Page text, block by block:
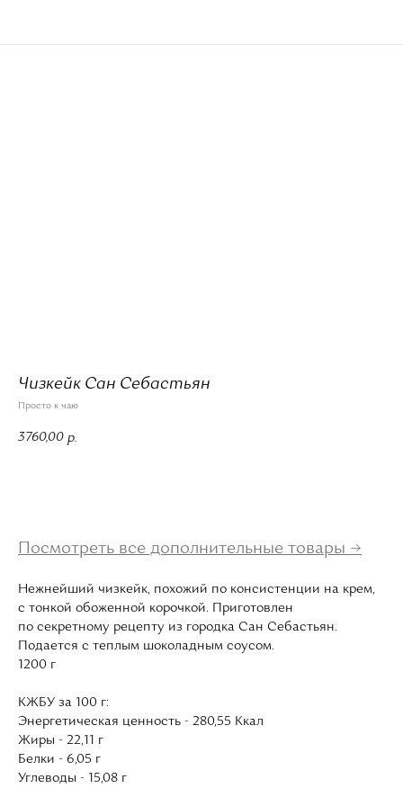
Чизкейк Сан Себастьян
Просто к чаю
3760,00 р.
Посмотреть все дополнительные товары →
Нежнейший чизкейк, похожий по консистенции на крем,
с тонкой обоженной корочкой. Приготовлен
по секретному рецепту из городка Сан Себастьян.
Подается с теплым шоколадным соусом.
1200 г
КЖБУ за 100 г:
Энергетическая ценность - 280,55 Ккал
Жиры - 22,11 г
Белки - 6,05 г
Углеводы - 15,08 г